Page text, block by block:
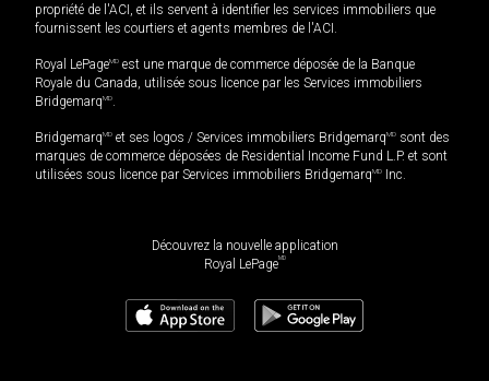
propriété de l'ACI, et ils servent à identifier les services immobiliers que
fournissent les courtiers et agents membres de l'ACI.
Royal LePageMD est une marque de commerce déposée de la Banque
Royale du Canada, utilisée sous licence par les Services immobiliers
BridgemarqMD.
BridgemarqMD et ses logos / Services immobiliers BridgemarqMD sont des
marques de commerce déposées de Residential Income Fund L.P. et sont
utilisées sous licence par Services immobiliers BridgemarqMD Inc.
Découvrez la nouvelle application
Royal LePageMD